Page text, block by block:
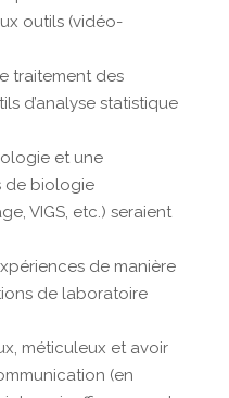
outils (vidéo-
traitement des
d’analyse statistique
et une
de biologie
VIGS, etc.) seraient
de manière
de laboratoire
méticuleux et avoir
(en